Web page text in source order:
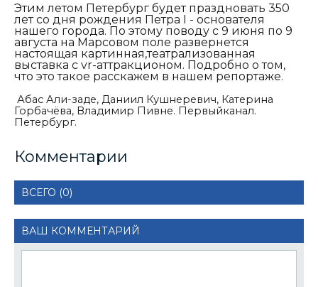
Этим летом Петербург будет праздновать 350
лет со дня рождения Петра I - основателя
нашего города. По этому поводу с 9 июня по 9
августа на Марсовом поле развернется
настоящая картинная,театрализованная
выставка с vr-аттракционом. Подробно о том,
что это такое расскажем в нашем репортаже.
Абас Али-заде, Даниил Кушнеревич, Катерина
Горбачёва, Владимир Пивне. Первыйканал.
Петербург.
Комментарии
ВСЕГО (0)
ВАШ КОММЕНТАРИЙ